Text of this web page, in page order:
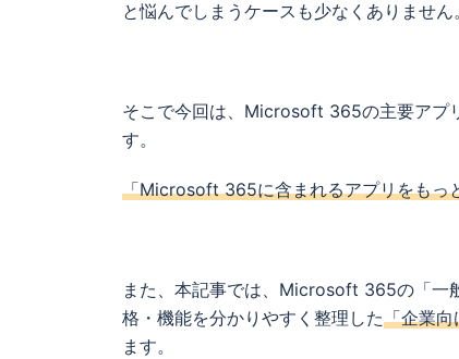
と悩んでしまうケースも少なくありません。
そこで今回は、Microsoft 365の主要アプ
す。
「Microsoft 365に含まれるアプリをもっ
また、本記事では、Microsoft 365の「一
格・機能を分かりやすく整理した「企業
ます。